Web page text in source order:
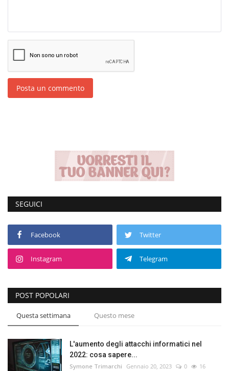
Posta un commento
SEGUICI
Facebook Twitter
Instagram Telegram
POST POPOLARI
Questa settimana Questo mese
L'aumento degli attacchi informatici nel
2022: cosa sapere...
Symone Trimarchi Gennaio 20, 2023 0 16